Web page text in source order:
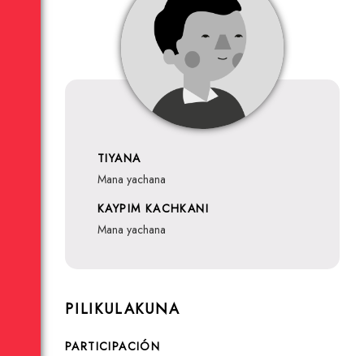
TIYANA
mana yachana
KAYPIM KACHKANI
mana yachana
PILIKULAKUNA
PARTICIPACIÓN